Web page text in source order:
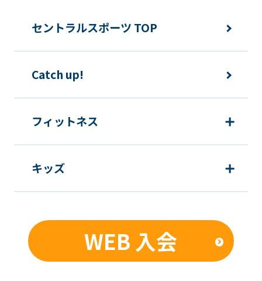
セントラルスポーツ TOP
Catch up!
フィットネス
キッズ
WEB 入会